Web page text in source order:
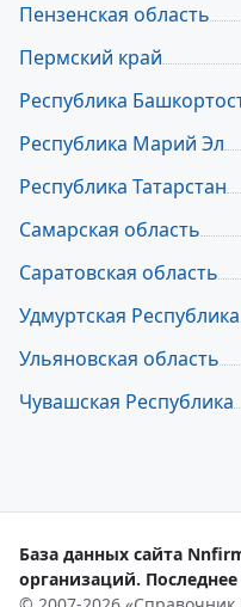
Пензенская область
Пермский край
Республика
Республика Марий Эл
Республика Татарстан
Самарская область
Саратовская область
Удмуртская Республика
Ульяновская область
Чувашская Республика
База данных сайта
организаций.